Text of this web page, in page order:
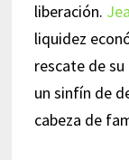
liberación.
liquidez
rescate de
un sinfín de
cabeza de